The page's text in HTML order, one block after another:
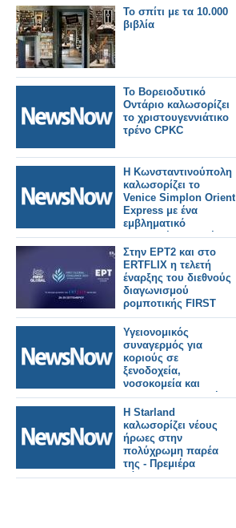
Το σπίτι με τα 10.000
βιβλία
Το Βορειοδυτικό
Οντάριο καλωσορίζει
το χριστουγεννιάτικο
τρένο CPKC
Η Κωνσταντινούπολη
καλωσορίζει το
Venice Simplon Orient
Express με ένα
εμβληματικό
πολυτελές σετ τρένων
για την ενίσχυση της
τουριστικής
ελκυστικότητας
Στην ΕΡΤ2 και στο
ERTFLIX η τελετή
έναρξης του διεθνούς
διαγωνισμού
ρομποτικής FIRST
Global Challenge 2024
Υγειονομικός
συναγερμός για
κοριούς σε
ξενοδοχεία,
νοσοκομεία και
Airbnb στην Αττική:
Πώς μεταφέρεται το
έντομο από σπίτι σε
σπίτι (video)
Η Starland
καλωσορίζει νέους
ήρωες στην
πολύχρωμη παρέα
της - Πρεμιέρα
Σάββατο 9